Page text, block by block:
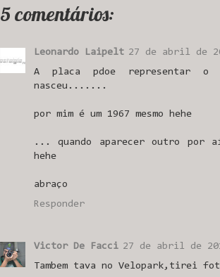
5 comentários:
Leonardo Laipelt 27 de abril de
A placa pdoe representar
nasceu.......
por mim é um 1967 mesmo hehe
... quando aparecer outro por
hehe
abraço
Responder
Victor De Facci 27 de abril de
Tambem tava no Velopark,tirei